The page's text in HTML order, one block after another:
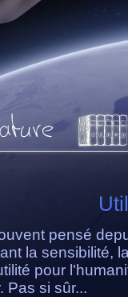
pensé
la sensibilité,
pour
Pas si sûr...